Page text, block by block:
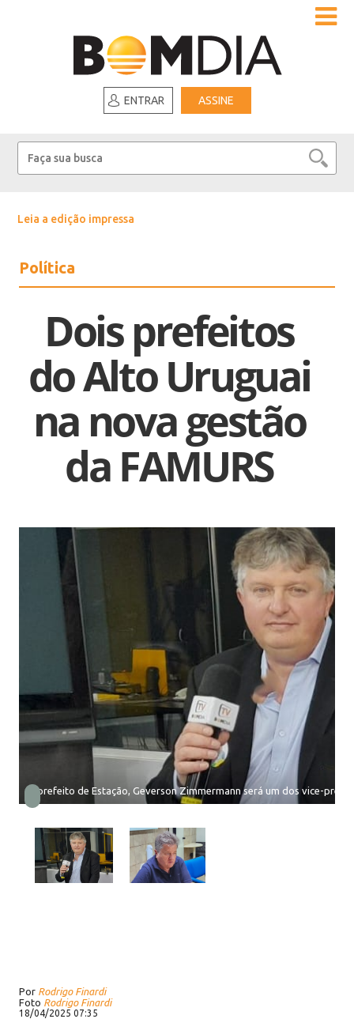
ENTRAR ASSINE
Leia a edição impressa
Política
Dois prefeitos
do Alto Uruguai
na nova gestão
da FAMURS
O prefeito de Estação, Geverson Zimmermann será um dos vice-
Por Rodrigo Finardi
Foto Rodrigo Finardi
18/04/2025 07:35